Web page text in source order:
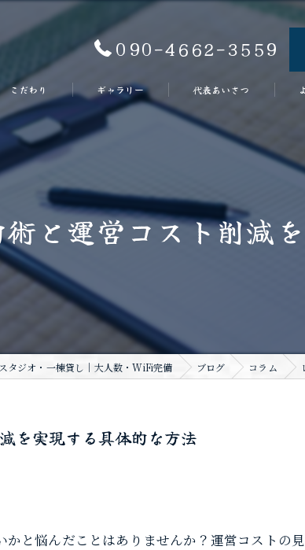
090-4662-3559
こだわり ギャラリー 代表あいさつ
と運営コスト削減
タジオ・一棟貸し｜大人数・WiFi完備 ブログ コラム
を実現する具体的な方法
と悩んだことはありませんか？運営コストの